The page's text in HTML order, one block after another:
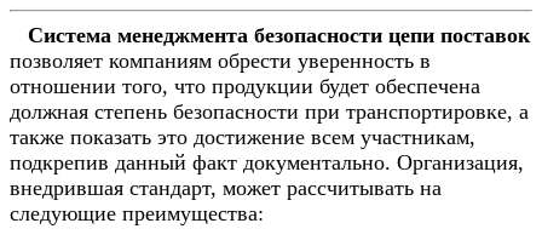
Система менеджмента безопасности цепи поставок
позволяет компаниям обрести уверенность в
отношении того, что продукции будет обеспечена
должная степень безопасности при транспортировке, а
также показать это достижение всем участникам,
подкрепив данный факт документально. Организация,
внедрившая стандарт, может рассчитывать на
следующие преимущества: